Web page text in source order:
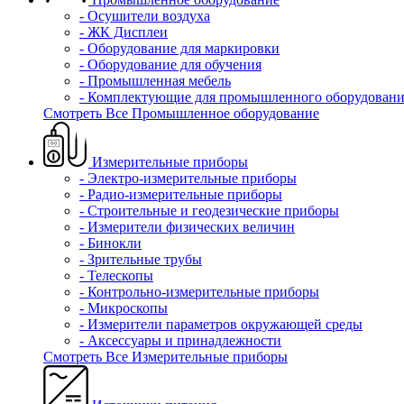
- Осушители воздуха
- ЖК Дисплеи
- Оборудование для маркировки
- Оборудование для обучения
- Промышленная мебель
- Комплектующие для промышленного
Смотреть Все Промышленное оборудование
Измерительные приборы
- Электро-измерительные приборы
- Радио-измерительные приборы
- Строительные и геодезические приборы
- Измерители физических величин
- Бинокли
- Зрительные трубы
- Телескопы
- Контрольно-измерительные приборы
- Микроскопы
- Измерители параметров окружающей среды
- Аксессуары и принадлежности
Смотреть Все Измерительные приборы